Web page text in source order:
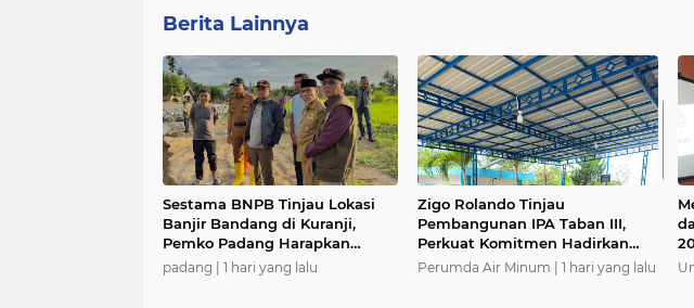
Berita Lainnya
Sestama BNPB Tinjau Lokasi
Banjir Bandang di Kuranji,
Pemko Padang Harapkan
Dukungan Percepatan
padang | 1 hari yang lalu
Zigo Rolando Tinjau
Pembangunan IPA Taban III,
Perkuat Komitmen Hadirkan
Layanan Air Bersih Andal bagi
Perumda Air Minum | 1 hari yang lalu